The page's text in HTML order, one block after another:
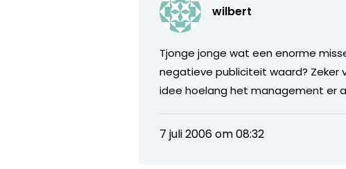
wilbert
Tjonge jonge wat een enorme
negatieve publiciteit waard? Zeker
idee hoelang het management er
7 juli 2006 om 08:32